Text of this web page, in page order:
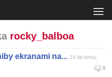
rocky_balboa
ekranami na... 14 lat temu,
8